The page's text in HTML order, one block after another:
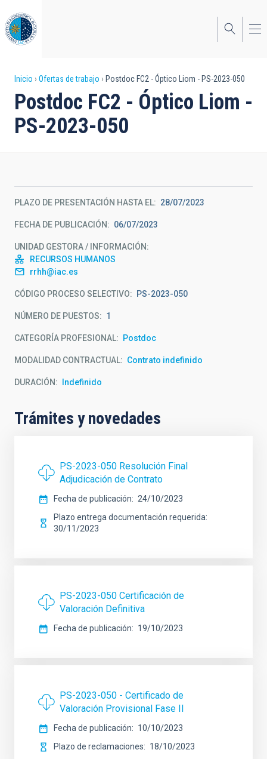
al
contenido
principal
Sobrescribir
enlaces
de
la
navegación
Inicio Ofertas de trabajo Postdoc FC2 - Óptico Liom - PS-2023-050
Postdoc FC2 - Óptico Liom -
PS-2023-050
PLAZO DE PRESENTACIÓN HASTA EL 28/07/2023
FECHA DE PUBLICACIÓN 06/07/2023
UNIDAD GESTORA / INFORMACIÓN
RECURSOS HUMANOS
rrhh@iac.es
CÓDIGO PROCESO SELECTIVO PS-2023-050
NÚMERO DE PUESTOS 1
CATEGORÍA PROFESIONAL Postdoc
MODALIDAD CONTRACTUAL Contrato indefinido
DURACIÓN Indefinido
Trámites y novedades
PS-2023-050 Resolución Final
Adjudicación de Contrato
Fecha de publicación
24/10/2023
Plazo entrega documentación requerida
30/11/2023
PS-2023-050 Certificación de
Valoración Definitiva
Fecha de publicación 19/10/2023
PS-2023-050 - Certificado de
Valoración Provisional Fase II
Fecha de publicación
10/10/2023
Plazo de reclamaciones
18/10/2023